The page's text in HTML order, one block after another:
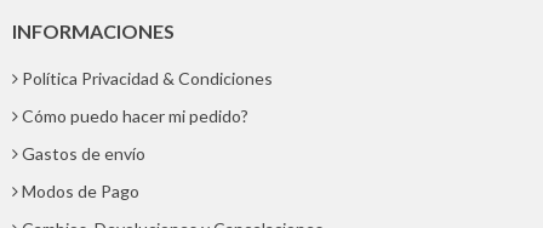
INFORMACIONES
Política Privacidad & Condiciones
Cómo puedo hacer mi pedido?
Gastos de envío
Modos de Pago